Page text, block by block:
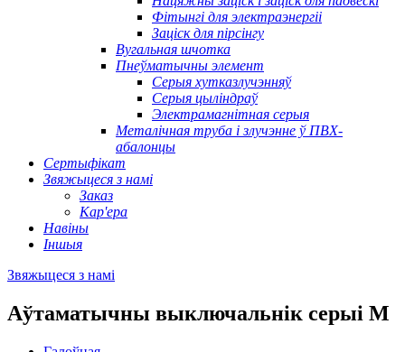
Фітынгі для электраэнергіі
Заціск для пірсінгу
Вугальная шчотка
Пнеўматычны элемент
Серыя хутказлучэнняў
Серыя цыліндраў
Электрамагнітная серыя
Металічная труба і злучэнне ў ПВХ-
абалонцы
Сертыфікат
Звяжыцеся з намі
Заказ
Кар'ера
Навіны
Іншыя
Звяжыцеся з намі
Аўтаматычны выключальнік серыі M